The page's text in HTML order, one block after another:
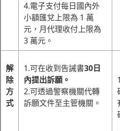
4.電子支付每日國內外
小額匯兌上限為 1 萬
元，月代理收付上限為
3 萬元。
解
除
方
式
1.可在收到告誡書30日
內提出訴願。
2.可透過警察機關代轉
訴願文件至主管機關。